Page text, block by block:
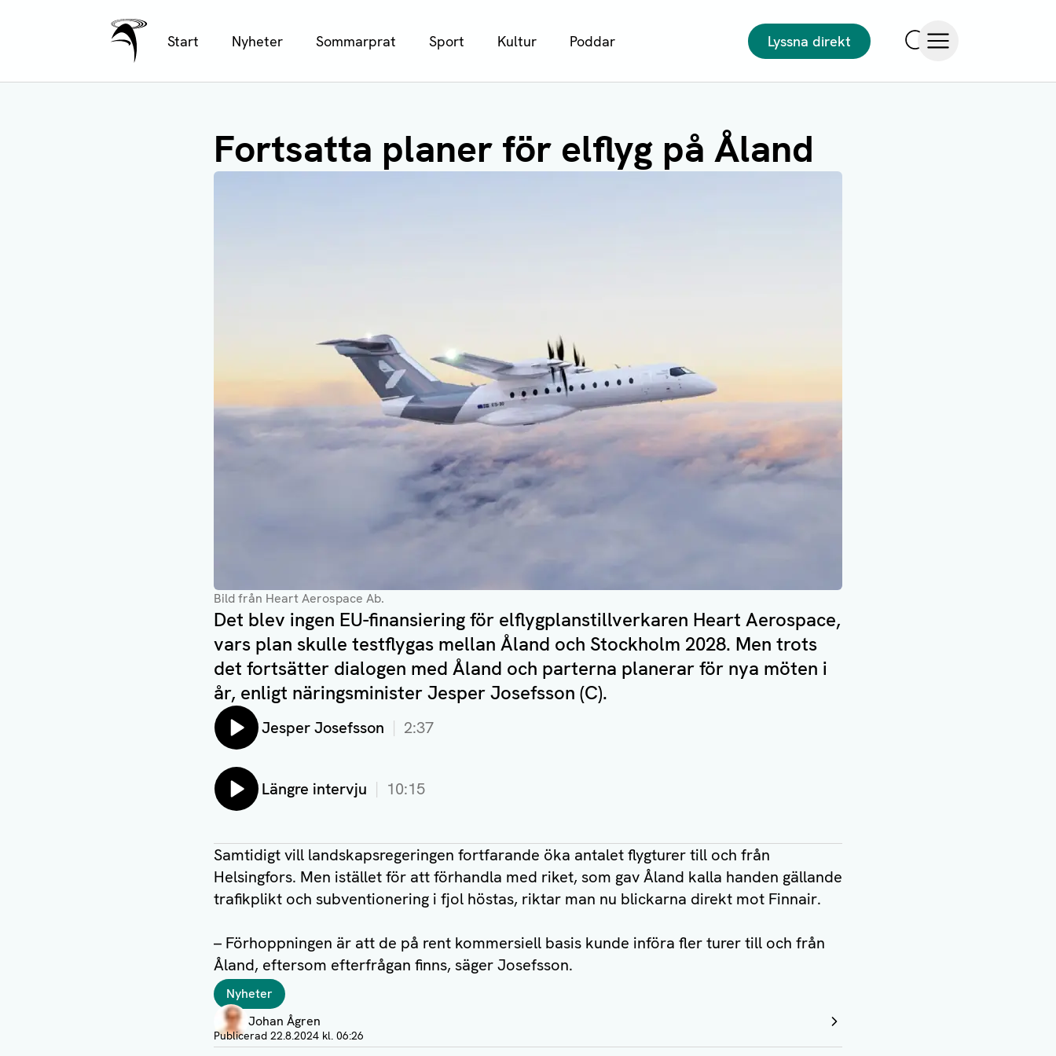
Ålands Radio & TV
Start Nyheter Sommarprat Sport Kultur Poddar
Lyssna direkt
Fortsatta planer för elflyg på Åland
Bild från Heart Aerospace Ab.
Det blev ingen EU-finansiering för elflygplanstillverkaren Heart Aerospace,
vars plan skulle testflygas mellan Åland och Stockholm 2028. Men trots
det fortsätter dialogen med Åland och parterna planerar för nya möten i
år, enligt näringsminister Jesper Josefsson (C).
Lyssna på:
Jesper Josefsson 2:37
Lyssna på:
Längre intervju 10:15
Samtidigt vill landskapsregeringen fortfarande öka antalet flygturer till och från
Helsingfors. Men istället för att förhandla med riket, som gav Åland kalla handen gällande
trafikplikt och subventionering i fjol höstas, riktar man nu blickarna direkt mot Finnair.
– Förhoppningen är att de på rent kommersiell basis kunde införa fler turer till och från
Åland, eftersom efterfrågan finns, säger Josefsson.
TaggarNyheter
Författare
Johan Ågren
Visa profil
Publicerad 22.8.2024 kl. 06:26